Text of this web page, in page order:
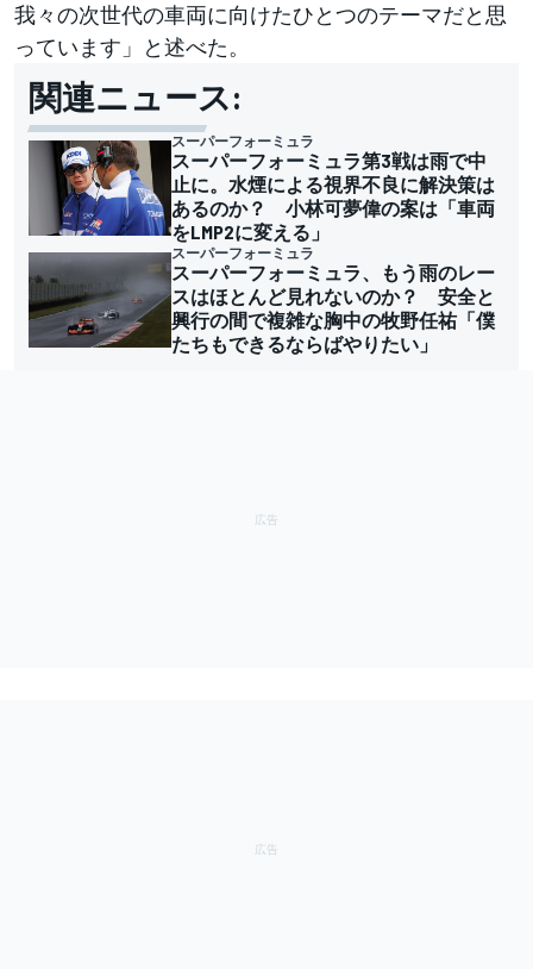
我々の次世代の車両に向けたひとつのテーマだと思
っています」と述べた。
関連ニュース:
スーパーフォーミュラ
スーパーフォーミュラ第3戦は雨で中
止に。水煙による視界不良に解決策は
あるのか？ 小林可夢偉の案は「車両
をLMP2に変える」
スーパーフォーミュラ
スーパーフォーミュラ、もう雨のレー
スはほとんど見れないのか？ 安全と
興行の間で複雑な胸中の牧野任祐「僕
たちもできるならばやりたい」